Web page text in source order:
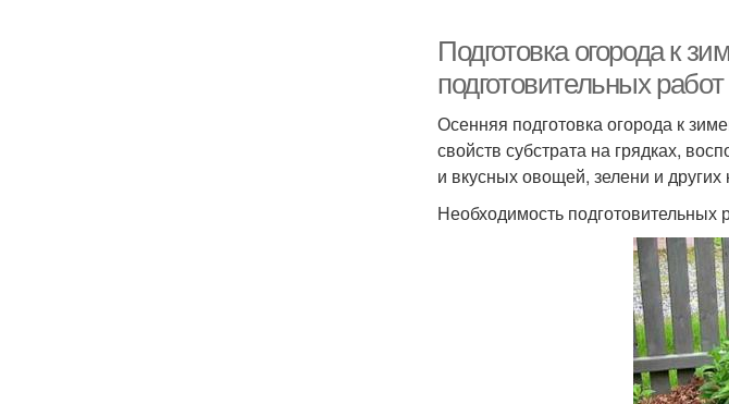
Подготовка огорода к
подготовительных работ
Осенняя подготовка огорода к
свойств субстрата на грядках,
и вкусных овощей, зелени и других
Необходимость